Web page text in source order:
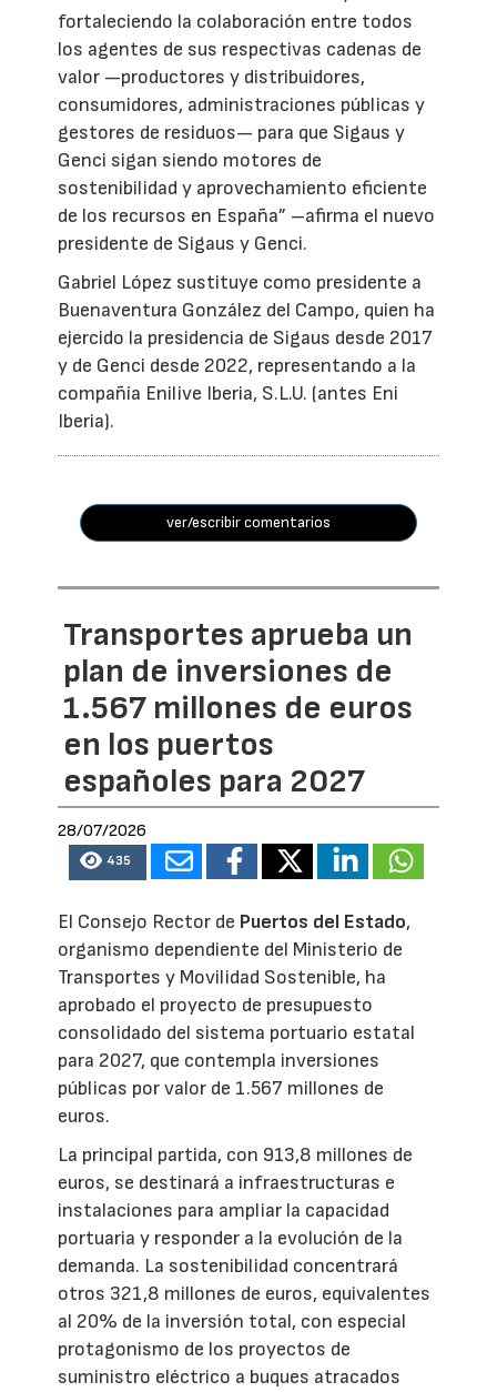
fortaleciendo la colaboración entre todos
los agentes de sus respectivas cadenas de
valor —productores y distribuidores,
consumidores, administraciones públicas y
gestores de residuos— para que Sigaus y
Genci sigan siendo motores de
sostenibilidad y aprovechamiento eficiente
de los recursos en España” –afirma el nuevo
presidente de Sigaus y Genci.
Gabriel López sustituye como presidente a
Buenaventura González del Campo, quien ha
ejercido la presidencia de Sigaus desde 2017
y de Genci desde 2022, representando a la
compañía Enilive Iberia, S.L.U. (antes Eni
Iberia).
ver/escribir comentarios
Transportes aprueba un
plan de inversiones de
1.567 millones de euros
en los puertos
españoles para 2027
28/07/2026
435
El Consejo Rector de Puertos del Estado,
organismo dependiente del Ministerio de
Transportes y Movilidad Sostenible, ha
aprobado el proyecto de presupuesto
consolidado del sistema portuario estatal
para 2027, que contempla inversiones
públicas por valor de 1.567 millones de
euros.
La principal partida, con 913,8 millones de
euros, se destinará a infraestructuras e
instalaciones para ampliar la capacidad
portuaria y responder a la evolución de la
demanda. La sostenibilidad concentrará
otros 321,8 millones de euros, equivalentes
al 20% de la inversión total, con especial
protagonismo de los proyectos de
suministro eléctrico a buques atracados